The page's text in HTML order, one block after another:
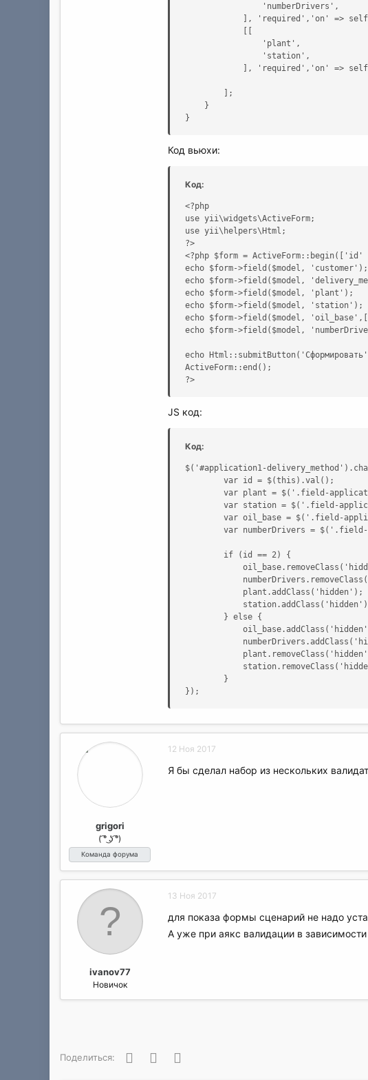
                'numberDrivers',
], 'required','on' =>
            [[
                'plant',
                'station',
], 'required','on' =>
        ];
    }
}
Код вьюхи:
Код:
<?php
use yii\widgets\ActiveForm;
use yii\helpers\Html;
?>
<?php $form =
echo $form->field($model, 'customer');
echo $form->field($model,
echo $form->field($model, 'plant');
echo $form->field($model, 'station');
echo $form->field($model,
echo $form->field($model,
echo
ActiveForm::end();
?>
JS код:
Код:
$('#application1-
        var id = $(this).val();
var plant = $('.field-
var station = $('.field-
var oil_base = $('.field-
var numberDrivers =
        if (id == 2) {
            plant.addClass('hidden');
        } else {
        }
});
grigori
( ͡° ͜ʖ ͡°)
Команда форума
12 Ноя 2017
Я бы сделал набор из нескольких
ivanov77
Новичок
13 Ноя 2017
для показа формы сценарий не надо
А уже при аякс валидации в
Поделиться: Facebook
Twitter